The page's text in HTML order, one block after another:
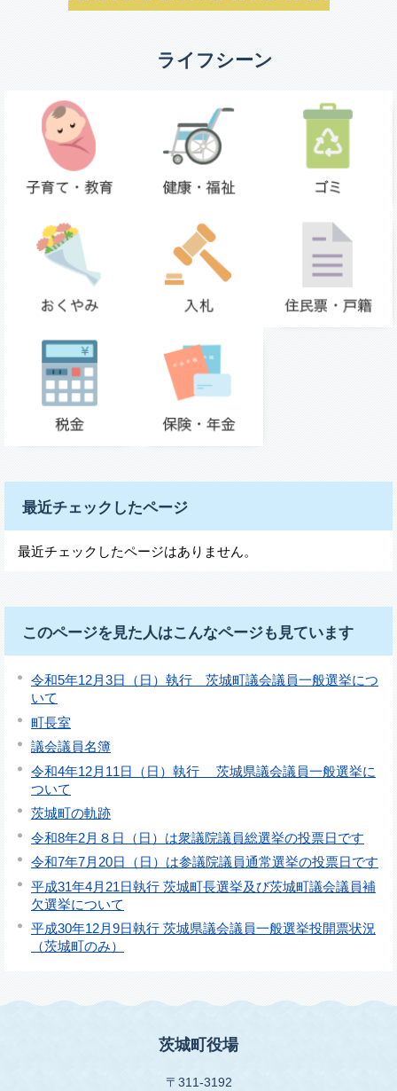
ライフシーン
最近チェックしたページ
最近チェックしたページはありません。
このページを見た人はこんなページも見ています
令和5年12月3日（日）執行 茨城町議会議員一般選挙につ
いて
町長室
議会議員名簿
令和4年12月11日（日）執行 茨城県議会議員一般選挙に
ついて
茨城町の軌跡
令和8年2月８日（日）は衆議院議員総選挙の投票日です
令和7年7月20日（日）は参議院議員通常選挙の投票日です
平成31年4月21日執行 茨城町長選挙及び茨城町議会議員補
欠選挙について
平成30年12月9日執行 茨城県議会議員一般選挙投開票状況
（茨城町のみ）
茨城町役場
〒311-3192